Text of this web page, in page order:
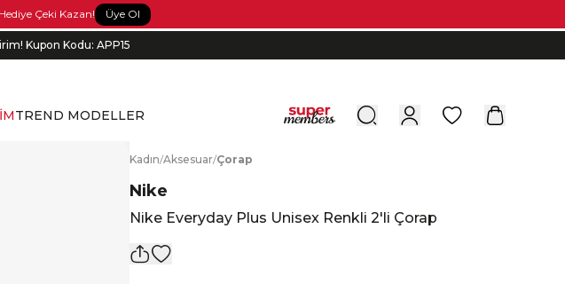
Çeki Kazan! Üye Ol
Kupon Kodu: APP15
TREND MODELLER 0
Kadın/Aksesuar/Çorap
Nike
Nike Everyday Plus Unisex Renkli 2'li Çorap